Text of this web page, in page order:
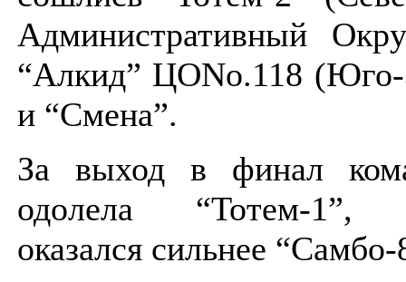
Административный
“Алкид” ЦОNo.118
и “Смена”.
За выход в финал
одолела “Тотем-
оказался сильнее “Самбо-